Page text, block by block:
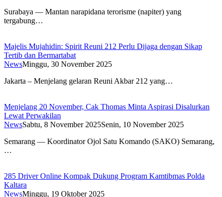
Surabaya — Mantan narapidana terorisme (napiter) yang
tergabung…
Majelis Mujahidin: Spirit Reuni 212 Perlu Dijaga dengan Sikap
Tertib dan Bermartabat
NewsMinggu, 30 November 2025
Jakarta – Menjelang gelaran Reuni Akbar 212 yang…
Menjelang 20 November, Cak Thomas Minta Aspirasi Disalurkan
Lewat Perwakilan
NewsSabtu, 8 November 2025Senin, 10 November 2025
Semarang — Koordinator Ojol Satu Komando (SAKO) Semarang,
…
285 Driver Online Kompak Dukung Program Kamtibmas Polda
Kaltara
NewsMinggu, 19 Oktober 2025